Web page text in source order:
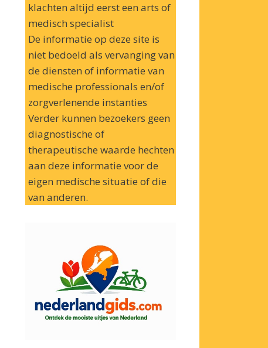
klachten altijd eerst een arts of
medisch specialist
De informatie op deze site is
niet bedoeld als vervanging van
de diensten of informatie van
medische professionals en/of
zorgverlenende instanties
Verder kunnen bezoekers geen
diagnostische of
therapeutische waarde hechten
aan deze informatie voor de
eigen medische situatie of die
van anderen.